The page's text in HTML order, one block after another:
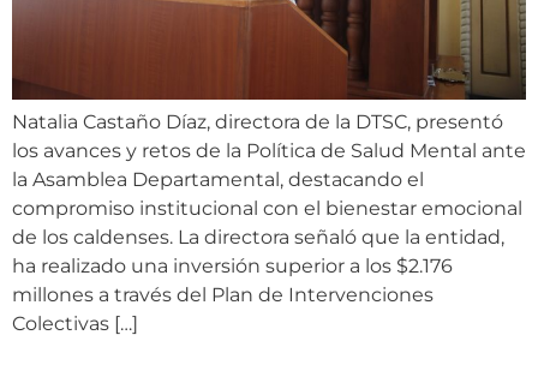
Natalia Castaño Díaz, directora de la DTSC, presentó
los avances y retos de la Política de Salud Mental ante
la Asamblea Departamental, destacando el
compromiso institucional con el bienestar emocional
de los caldenses. La directora señaló que la entidad,
ha realizado una inversión superior a los $2.176
millones a través del Plan de Intervenciones
Colectivas […]